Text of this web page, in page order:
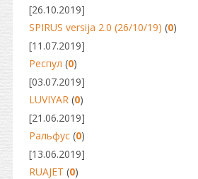
[26.10.2019]
SPIRUS versija 2.0 (26/10/19) (0)
[11.07.2019]
Респул (0)
[03.07.2019]
LUVIYAR (0)
[21.06.2019]
Ральфус (0)
[13.06.2019]
RUAJET (0)